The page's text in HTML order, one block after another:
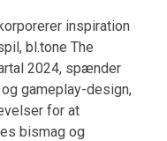
inspiration
bl.tone The
2024, spænder
gameplay-design,
for at
bismag og